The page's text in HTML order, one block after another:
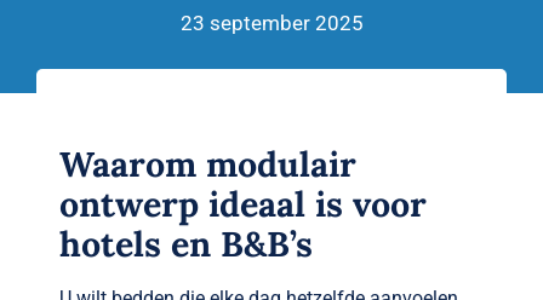
Brandvertragend
Contact
23 september 2025
Waarom modulair
ontwerp ideaal is voor
hotels en B&B’s